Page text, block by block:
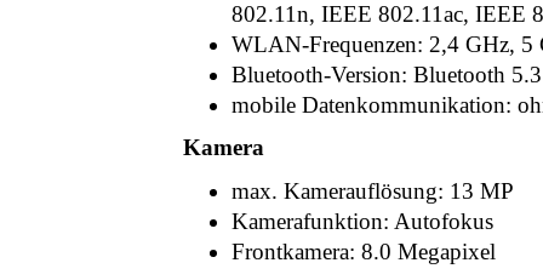
802.11n, IEEE 802.11ac, IEEE
WLAN-Frequenzen: 2,4 GHz, 5
Bluetooth-Version: Bluetooth 5.3
mobile Datenkommunikation:
Kamera
max. Kamerauflösung: 13 MP
Kamerafunktion: Autofokus
Frontkamera: 8.0 Megapixel